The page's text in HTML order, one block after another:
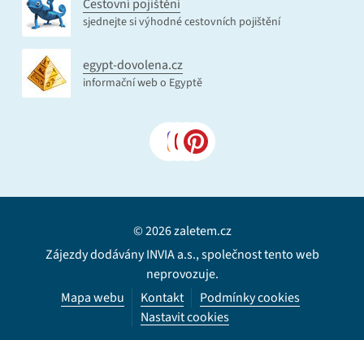
Cestovní pojištění
sjednejte si výhodné cestovních pojištění
egypt-dovolena.cz
informační web o Egyptě
© 2026 zaletem.cz
Zájezdy dodávány INVIA a.s., společnost tento web
neprovozuje.
Mapa webu
Kontakt
Podmínky cookies
Nastavit cookies